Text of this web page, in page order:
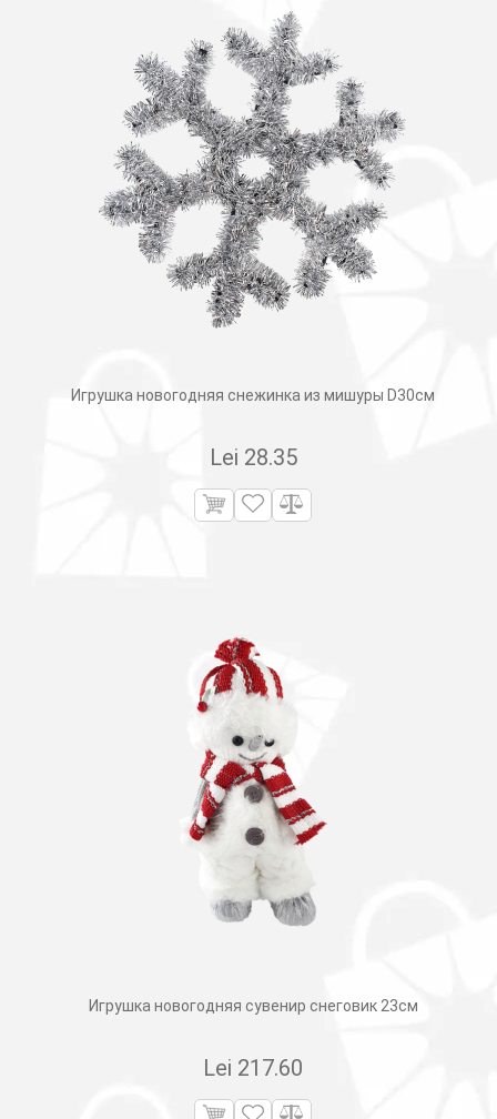
Игрушка новогодняя снежинка из мишуры D30см
Lei 28.35
Игрушка новогодняя сувенир снеговик 23см
Lei 217.60